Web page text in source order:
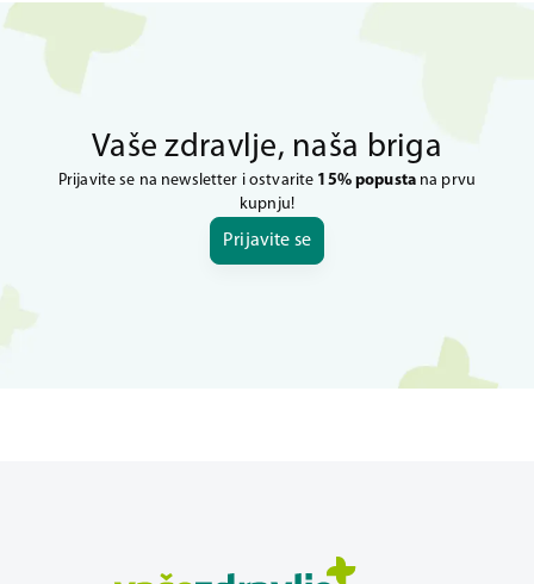
Vaše zdravlje, naša briga
Prijavite se na newsletter i ostvarite 15% popustana prvu
kupnju!
Prijavite se